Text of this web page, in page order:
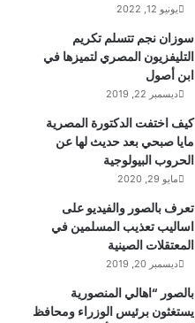
يونيو 12, 2022
سوزان نجم تتسلم تكريم
التليفزيون المصري لتميزها في
ابن أصول
ديسمبر 22, 2019
كيف اختفت الدكتورة المصرية
مايا صبحي بعد حديث لها عن
الحروب البيولوجية
مايو 29, 2020
تعرف بالصور والفيديو على
اساليب تعذيب المسلمين في
المعتقلات الصينية
ديسمبر 20, 2019
بالصور “اهالي المنصورية
يستغثون برئيس الوزراء ومحافظ